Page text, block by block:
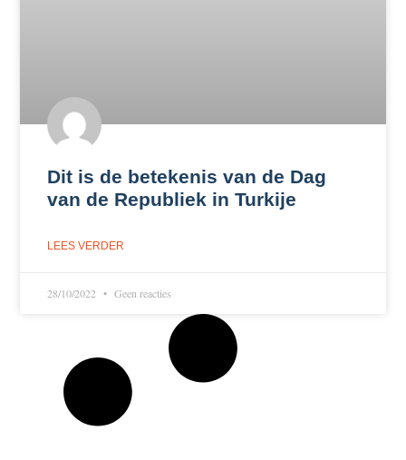
Dit is de betekenis van de Dag
van de Republiek in Turkije
LEES VERDER
28/10/2022 Geen reacties